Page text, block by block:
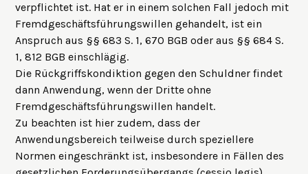
verpflichtet ist. Hat er in einem solchen Fall jedoch mit
Fremdgeschäftsführungswillen gehandelt, ist ein
Anspruch aus §§ 683 S. 1, 670 BGB oder aus §§ 684 S.
1, 812 BGB einschlägig.
Die Rückgriffskondiktion gegen den Schuldner findet
dann Anwendung, wenn der Dritte ohne
Fremdgeschäftsführungswillen handelt.
Zu beachten ist hier zudem, dass der
Anwendungsbereich teilweise durch speziellere
Normen eingeschränkt ist, insbesondere in Fällen des